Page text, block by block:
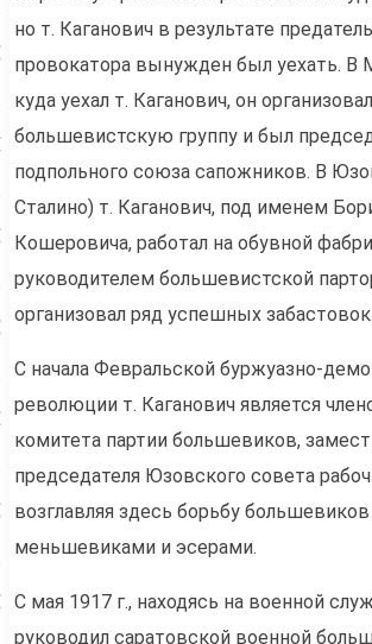
но т. Каганович в результате
провокатора вынужден был уехать. В
куда уехал т. Каганович, он
большевистскую группу и был
подпольного союза сапожников. В
Сталино) т. Каганович, под именем
Кошеровича, работал на обувной
руководителем большевистской
организовал ряд успешных забастовок.
С начала Февральской буржуазно-
революции т. Каганович является
комитета партии большевиков,
председателя Юзовского совета
возглавляя здесь борьбу большевиков
меньшевиками и эсерами.
С мая 1917 г., находясь на военной
руководил саратовской военной